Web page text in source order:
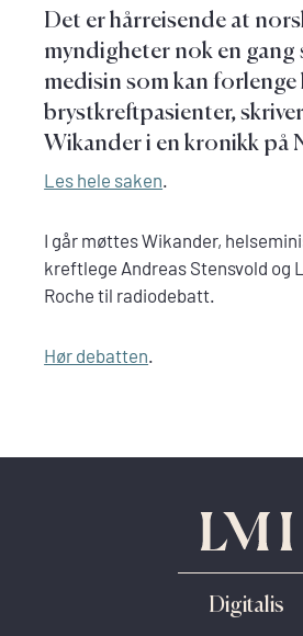
Det er hårreisende at
myndigheter nok en gang
medisin som kan forlenge
brystkreftpasienter,
Wikander i en kronikk på
Les hele saken.
I går møttes Wikander,
kreftlege Andreas Stensvold og
Roche til radiodebatt.
Hør debatten.
Digitalis